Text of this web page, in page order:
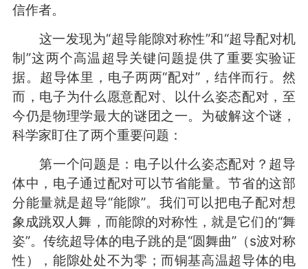
信作者。
这一发现为“超导能隙对称性”和“超导配对机
制”这两个高温超导关键问题提供了重要实验证
据。超导体里，电子两两“配对”，结伴而行。然
而，电子为什么愿意配对、以什么姿态配对，至
今仍是物理学最大的谜团之一。为破解这个谜，
科学家盯住了两个重要问题：
第一个问题是：电子以什么姿态配对？超导
体中，电子通过配对可以节省能量。节省的这部
分能量就是超导“能隙”。我们可以把电子配对想
象成跳双人舞，而能隙的对称性，就是它们的“舞
姿”。传统超导体的电子跳的是“圆舞曲”（s波对称
性），能隙处处不为零；而铜基高温超导体的电